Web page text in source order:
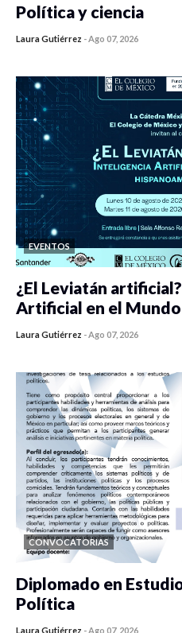
Política y ciencia
Laura Gutiérrez - Ago 07, 2026
EVENTOS
¿El Leviatán
Artificial en el
Laura Gutiérrez - Ago 07, 2026
CONVOCATORIAS
Diplomado en
Política
Laura Gutiérrez - Ago 07, 2026